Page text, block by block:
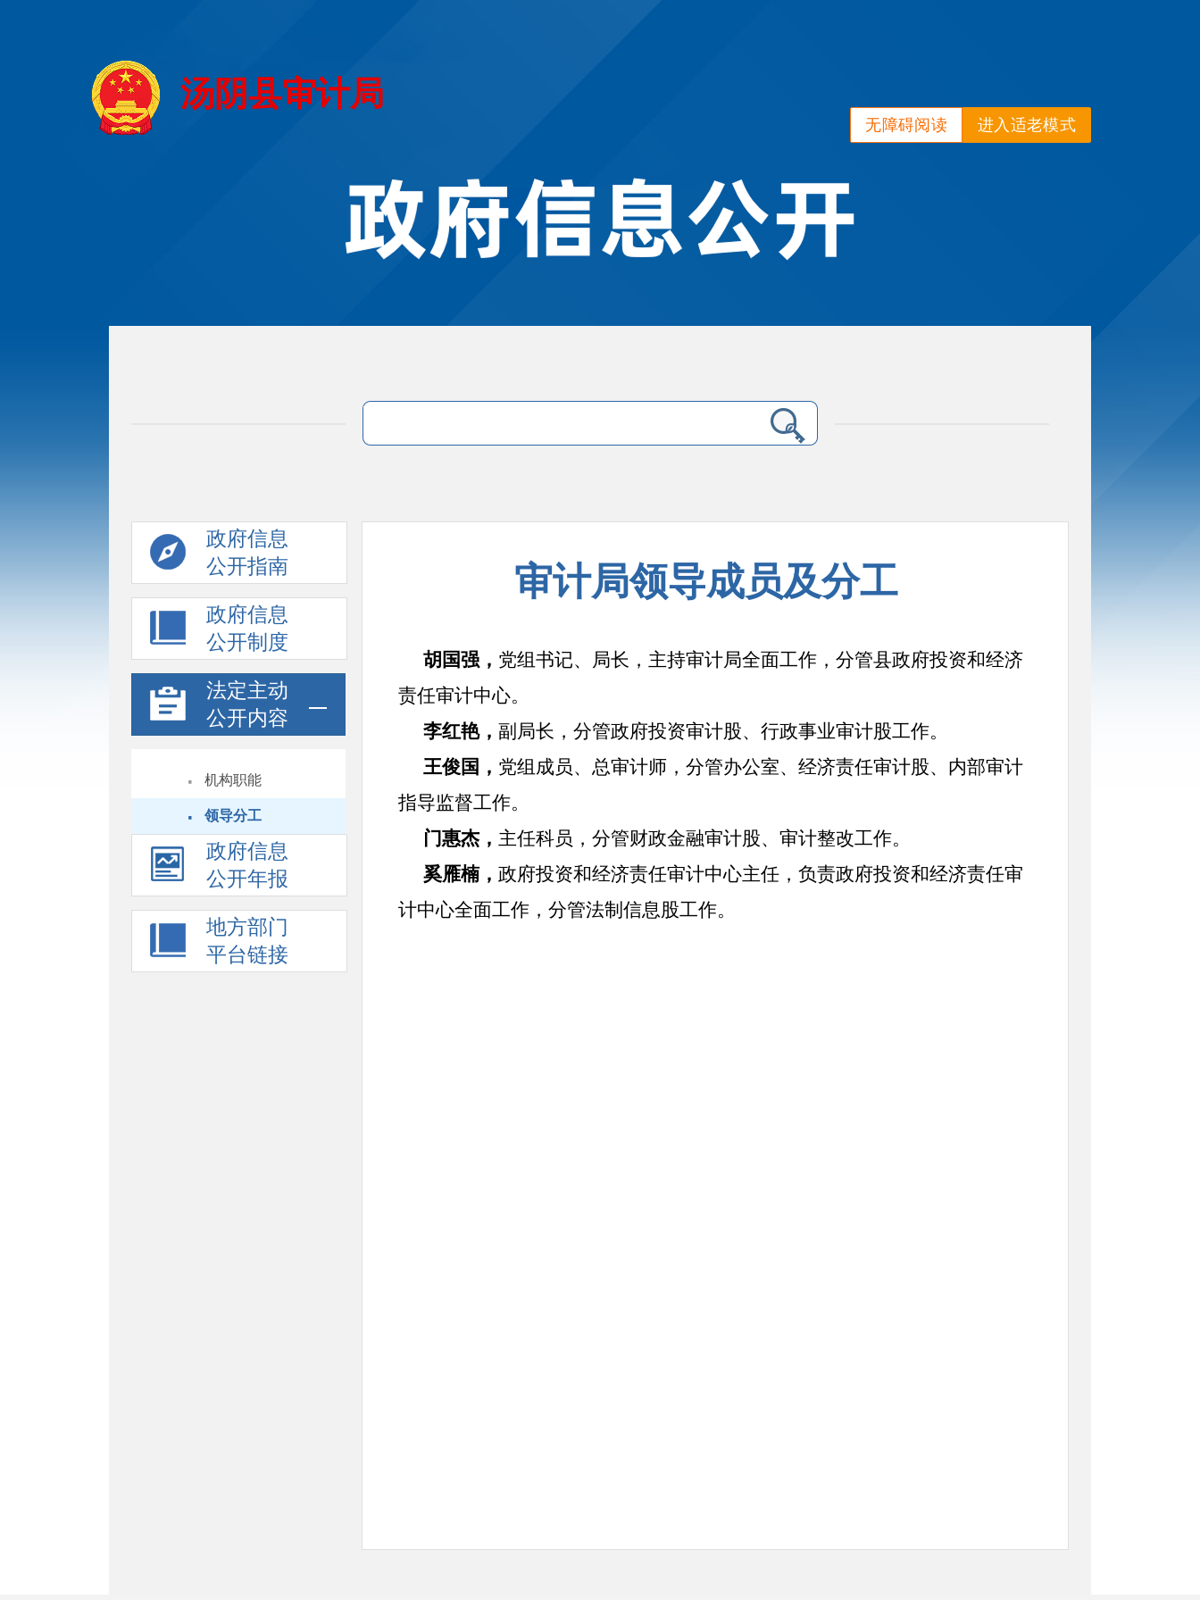
汤阴县审计局
进入适老模式
无障碍阅读
政府信息
公开指南
政府信息
公开制度
法定主动
公开内容
· 机构职能
· 领导分工
政府信息
公开年报
地方部门
平台链接
审计局领导成员及分工
胡国强， 党组书记、局长，主持审计局全面工作，分管县政府投资和经济
责任审计中心。
李红艳， 副局长，分管政府投资审计股、行政事业审计股工作。
王俊国， 党组成员、总审计师，分管办公室、经济责任审计股、内部审计
指导监督工作。
门惠杰， 主任科员，分管财政金融审计股、审计整改工作。
奚雁楠， 政府投资和经济责任审计中心主任，负责政府投资和经济责任审
计中心全面工作，分管法制信息股工作。